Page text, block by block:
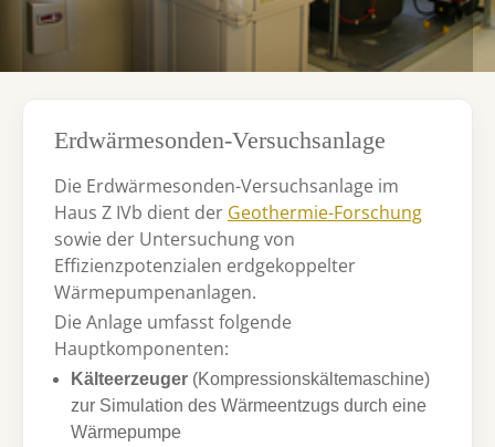
Erdwärmesonden-Versuchsanlage
Die Erdwärmesonden-Versuchsanlage im
Haus Z IVb dient der Geothermie-Forschung
sowie der Untersuchung von
Effizienzpotenzialen erdgekoppelter
Wärmepumpenanlagen.
Die Anlage umfasst folgende
Hauptkomponenten:
Kälteerzeuger (Kompressionskältemaschine)
zur Simulation des Wärmeentzugs durch eine
Wärmepumpe